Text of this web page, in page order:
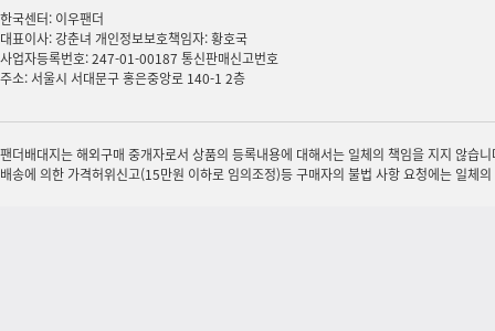
한국센터: 이우팬더
대표이사: 강춘녀 개인정보보호책임자: 황호국
사업자등록번호: 247-01-00187 통신판매신고번호
주소: 서울시 서대문구 홍은중앙로 140-1 2층
팬더배대지는 해외구매 중개자로서 상품의 등록내용에 대해서는 일체의 책임을 지지 않습
배송에 의한 가격허위신고(15만원 이하로 임의조정)등 구매자의 불법 사항 요청에는 일체